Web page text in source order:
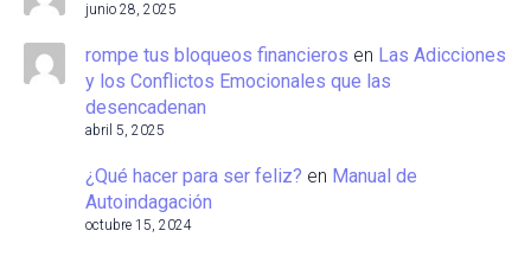
junio 28, 2025
rompe tus bloqueos financieros en Las Adicciones
y los Conflictos Emocionales que las
desencadenan
abril 5, 2025
¿Qué hacer para ser feliz? en Manual de
Autoindagación
octubre 15, 2024